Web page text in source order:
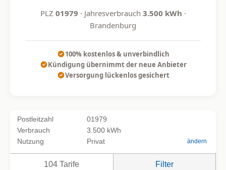
PLZ 01979 · Jahresverbrauch 3.500 kWh ·
Brandenburg
100% kostenlos & unverbindlich
Kündigung übernimmt der neue Anbieter
Versorgung lückenlos gesichert